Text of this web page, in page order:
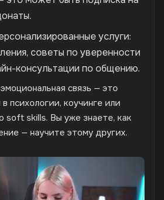
услуги:
советы по уверенности
консультации по общению.
связь — это
психологии, коучинге или
soft skills. Вы уже знаете, как
— научите этому других.